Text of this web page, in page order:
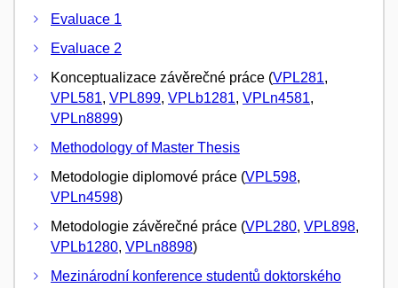
Evaluace 1
Evaluace 2
Konceptualizace závěrečné práce (VPL281,
VPL581, VPL899, VPLb1281, VPLn4581,
VPLn8899)
Methodology of Master Thesis
Metodologie diplomové práce (VPL598,
VPLn4598)
Metodologie závěrečné práce (VPL280, VPL898,
VPLb1280, VPLn8898)
Mezinárodní konference studentů doktorského